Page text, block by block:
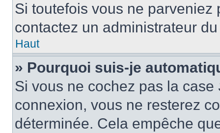
Si toutefois vous ne
contactez un administrateur
Haut
» Pourquoi suis-je
Si vous ne cochez pas la case
connexion, vous ne resterez
déterminée. Cela empêche